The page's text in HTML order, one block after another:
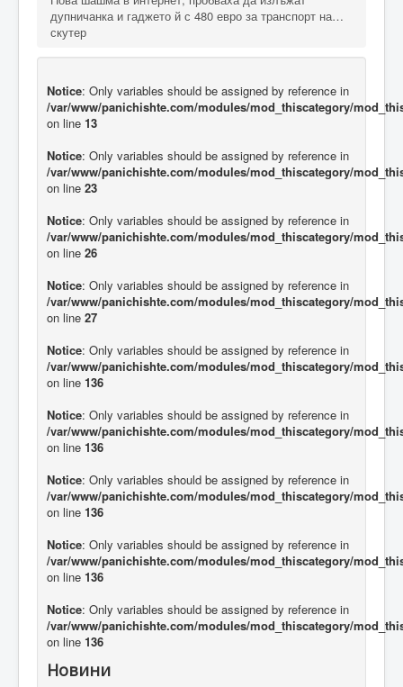
дупничанка и гаджето й с 480 евро за транспорт на…
скутер
Notice: Only variables should be assigned by reference in
/var/www/panichishte.com/modules/mod_thiscategory/
on line 13
Notice: Only variables should be assigned by reference in
/var/www/panichishte.com/modules/mod_thiscategory/
on line 23
Notice: Only variables should be assigned by reference in
/var/www/panichishte.com/modules/mod_thiscategory/
on line 26
Notice: Only variables should be assigned by reference in
/var/www/panichishte.com/modules/mod_thiscategory/
on line 27
Notice: Only variables should be assigned by reference in
/var/www/panichishte.com/modules/mod_thiscategory/
on line 136
Notice: Only variables should be assigned by reference in
/var/www/panichishte.com/modules/mod_thiscategory/
on line 136
Notice: Only variables should be assigned by reference in
/var/www/panichishte.com/modules/mod_thiscategory/
on line 136
Notice: Only variables should be assigned by reference in
/var/www/panichishte.com/modules/mod_thiscategory/
on line 136
Notice: Only variables should be assigned by reference in
/var/www/panichishte.com/modules/mod_thiscategory/
on line 136
Новини